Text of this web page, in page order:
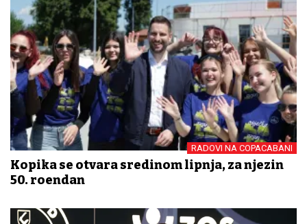
RADOVI NA COPACABANI
Kopika se otvara sredinom lipnja, za njezin
50. rođendan